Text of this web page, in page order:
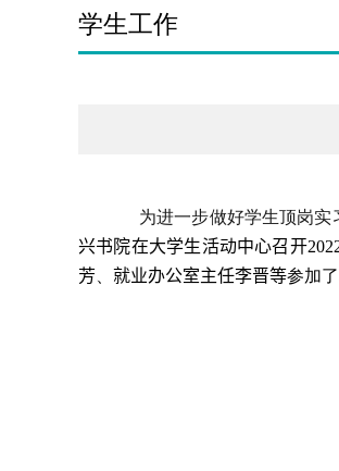
学生工作
为进一步做好学生顶岗实
兴书院在大学生活动中心召开
芳
就业办公室主任李晋等参加